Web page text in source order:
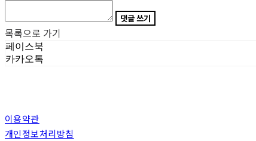
댓글 쓰기
목록으로 가기
페이스북
카카오톡
이용약관
개인정보처리방침